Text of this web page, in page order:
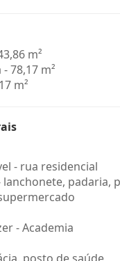
m²
78,17 m²
m²
- rua residencial
padaria,
- Academia